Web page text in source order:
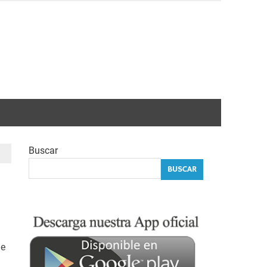
Buscar
BUSCAR